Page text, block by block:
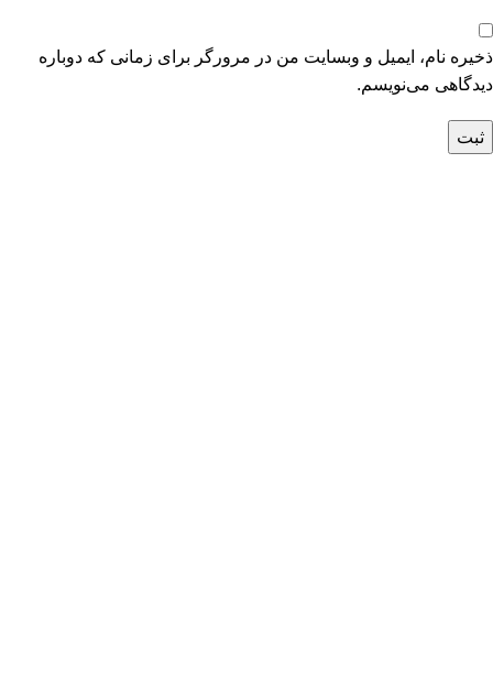
ذخیره نام، ایمیل و وبسایت من در مرورگر برای زمانی که دوباره
دیدگاهی می‌نویسم.